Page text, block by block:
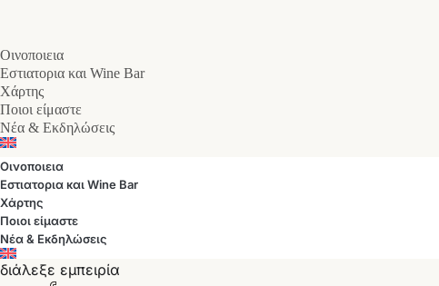
Οινοποιεια
Εστιατορια και Wine Bar
Χάρτης
Ποιοι είμαστε
Νέα & Εκδηλώσεις
Οινοποιεια
Εστιατορια και Wine Bar
Χάρτης
Ποιοι είμαστε
Νέα & Εκδηλώσεις
διάλεξε εμπειρία